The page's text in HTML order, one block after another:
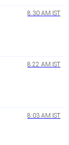
8:30 AM IST
8:22 AM IST
8:03 AM IST